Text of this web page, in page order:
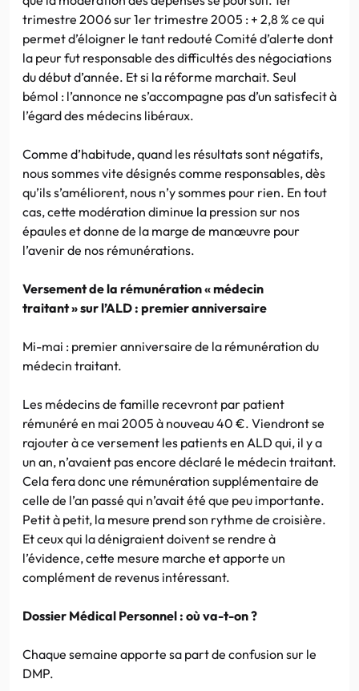
trimestre 2006 sur 1er trimestre 2005 : + 2,8 % ce qui
permet d’éloigner le tant redouté Comité d’alerte dont
la peur fut responsable des difficultés des négociations
du début d’année. Et si la réforme marchait. Seul
bémol : l’annonce ne s’accompagne pas d’un satisfecit à
l’égard des médecins libéraux.
Comme d’habitude, quand les résultats sont négatifs,
nous sommes vite désignés comme responsables, dès
qu’ils s’améliorent, nous n’y sommes pour rien. En tout
cas, cette modération diminue la pression sur nos
épaules et donne de la marge de manœuvre pour
l’avenir de nos rémunérations.
Versement de la rémunération « médecin
traitant » sur l’ALD : premier anniversaire
Mi-mai : premier anniversaire de la rémunération du
médecin traitant.
Les médecins de famille recevront par patient
rémunéré en mai 2005 à nouveau 40 €. Viendront se
rajouter à ce versement les patients en ALD qui, il y a
un an, n’avaient pas encore déclaré le médecin traitant.
Cela fera donc une rémunération supplémentaire de
celle de l’an passé qui n’avait été que peu importante.
Petit à petit, la mesure prend son rythme de croisière.
Et ceux qui la dénigraient doivent se rendre à
l’évidence, cette mesure marche et apporte un
complément de revenus intéressant.
Dossier Médical Personnel : où va-t-on ?
Chaque semaine apporte sa part de confusion sur le
DMP.